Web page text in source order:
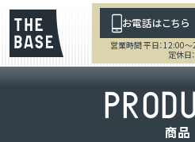
お電話はこちら
営業時間 平日：12:00
定休日
PROD
商品